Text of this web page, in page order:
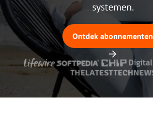
systemen.
Ontdek abonnementen